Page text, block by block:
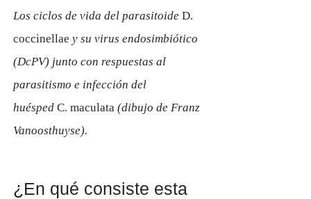
Los ciclos de vida del parasitoide D.
coccinellae y su virus endosimbiótico
(DcPV) junto con respuestas al
parasitismo e infección del
huésped C. maculata (dibujo de Franz
Vanoosthuyse).
¿En qué consiste esta